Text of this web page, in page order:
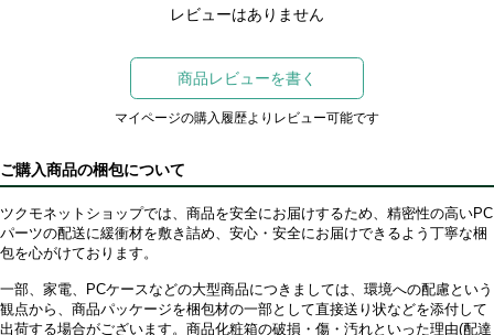
レビューはありません
商品レビューを書く
マイページの購入履歴よりレビュー可能です
ご購入商品の梱包について
ツクモネットショップでは、商品を安全にお届けするため、精密性の高いPC
パーツの配送に緩衝材を敷き詰め、安心・安全にお届けできるよう丁寧な梱
包を心がけております。
一部、家電、PCケースなどの大型商品につきましては、環境への配慮という
観点から、商品パッケージを梱包材の一部として直接送り状などを添付して
出荷する場合がございます。商品化粧箱の破損・傷・汚れといった理由(配達